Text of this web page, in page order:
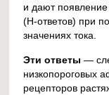
и дают
(Н-ответов) при
значениях тока.
Эти ответы —
низкопороговых
рецепторов